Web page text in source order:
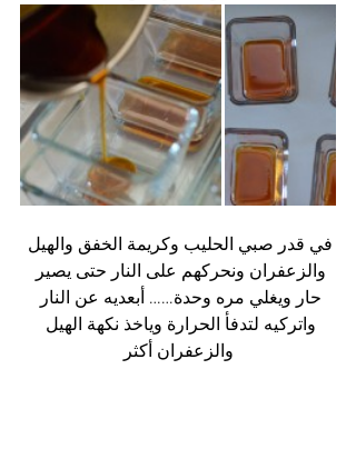
في قدر صبي الحليب وكريمة الخفق والهيل
والزعفران ونحركهم على النار حتى يصير
حار ويغلي مره وحدة…… أبعديه عن النار
واتركيه لتدفأ الحرارة وياخذ نكهة الهيل
والزعفران أكثر